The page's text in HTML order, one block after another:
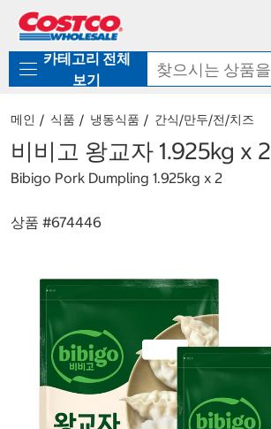
로
기
가
카테고리 전체
보기
메인 식품 냉동식품 간식/만두/전/치즈
비비고 왕교자 1.925kg x 2
Bibigo Pork Dumpling 1.925kg x 2
상품 #674446